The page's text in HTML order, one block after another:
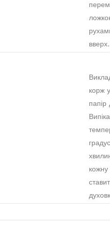
вверх.
корж
папір
кожну